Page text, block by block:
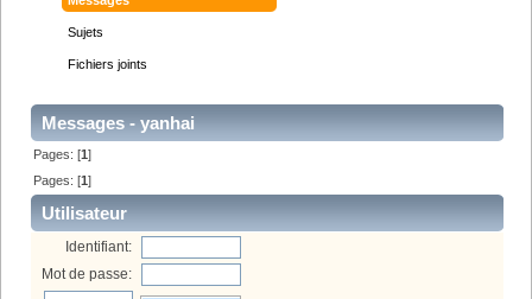
Sujets
Fichiers joints
Messages - yanhai
Pages: [1]
Pages: [1]
Utilisateur
Identifiant:
Mot de passe: